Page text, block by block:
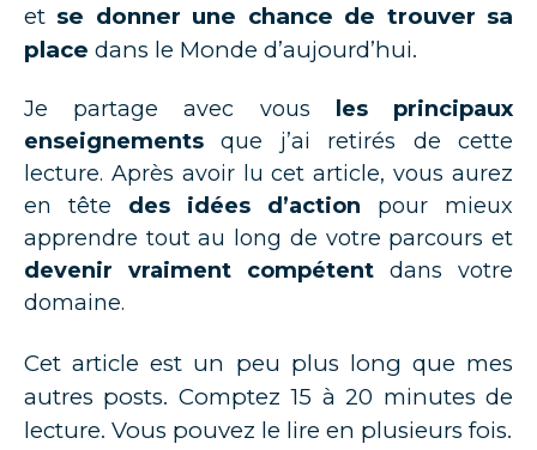
et se donner une chance de trouver sa
place dans le Monde d’aujourd’hui.
Je partage avec vous les principaux
enseignements que j’ai retirés de cette
lecture. Après avoir lu cet article, vous aurez
en tête des idées d’action pour mieux
apprendre tout au long de votre parcours et
devenir vraiment compétent dans votre
domaine.
Cet article est un peu plus long que mes
autres posts. Comptez 15 à 20 minutes de
lecture. Vous pouvez le lire en plusieurs fois.